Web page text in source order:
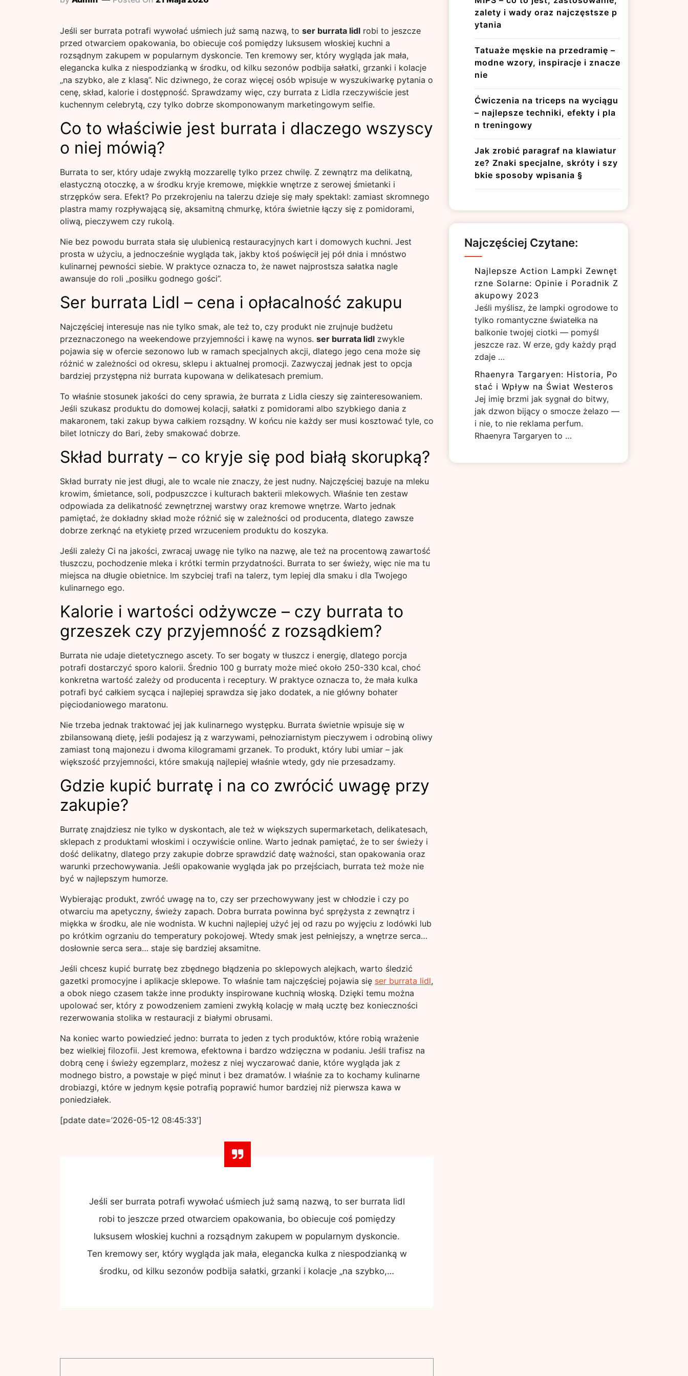
Jeśli ser burrata potrafi wywołać uśmiech już samą nazwą, to ser burrata lidl robi to jeszcze
przed otwarciem opakowania, bo obiecuje coś pomiędzy luksusem włoskiej kuchni a
rozsądnym zakupem w popularnym dyskoncie. Ten kremowy ser, który wygląda jak mała,
elegancka kulka z niespodzianką w środku, od kilku sezonów podbija sałatki, grzanki i kolacje
„na szybko, ale z klasą”. Nic dziwnego, że coraz więcej osób wpisuje w wyszukiwarkę pytania o
cenę, skład, kalorie i dostępność. Sprawdzamy więc, czy burrata z Lidla rzeczywiście jest
kuchennym celebrytą, czy tylko dobrze skomponowanym marketingowym selfie.
Co to właściwie jest burrata i dlaczego wszyscy
o niej mówią?
Burrata to ser, który udaje zwykłą mozzarellę tylko przez chwilę. Z zewnątrz ma delikatną,
elastyczną otoczkę, a w środku kryje kremowe, miękkie wnętrze z serowej śmietanki i
strzępków sera. Efekt? Po przekrojeniu na talerzu dzieje się mały spektakl: zamiast skromnego
plastra mamy rozpływającą się, aksamitną chmurkę, która świetnie łączy się z pomidorami,
oliwą, pieczywem czy rukolą.
Nie bez powodu burrata stała się ulubienicą restauracyjnych kart i domowych kuchni. Jest
prosta w użyciu, a jednocześnie wygląda tak, jakby ktoś poświęcił jej pół dnia i mnóstwo
kulinarnej pewności siebie. W praktyce oznacza to, że nawet najprostsza sałatka nagle
awansuje do roli „posiłku godnego gości”.
Ser burrata Lidl – cena i opłacalność zakupu
Najczęściej interesuje nas nie tylko smak, ale też to, czy produkt nie zrujnuje budżetu
przeznaczonego na weekendowe przyjemności i kawę na wynos. ser burrata lidl zwykle
pojawia się w ofercie sezonowo lub w ramach specjalnych akcji, dlatego jego cena może się
różnić w zależności od okresu, sklepu i aktualnej promocji. Zazwyczaj jednak jest to opcja
bardziej przystępna niż burrata kupowana w delikatesach premium.
To właśnie stosunek jakości do ceny sprawia, że burrata z Lidla cieszy się zainteresowaniem.
Jeśli szukasz produktu do domowej kolacji, sałatki z pomidorami albo szybkiego dania z
makaronem, taki zakup bywa całkiem rozsądny. W końcu nie każdy ser musi kosztować tyle, co
bilet lotniczy do Bari, żeby smakować dobrze.
Skład burraty – co kryje się pod białą skorupką?
Skład burraty nie jest długi, ale to wcale nie znaczy, że jest nudny. Najczęściej bazuje na mleku
krowim, śmietance, soli, podpuszczce i kulturach bakterii mlekowych. Właśnie ten zestaw
odpowiada za delikatność zewnętrznej warstwy oraz kremowe wnętrze. Warto jednak
pamiętać, że dokładny skład może różnić się w zależności od producenta, dlatego zawsze
dobrze zerknąć na etykietę przed wrzuceniem produktu do koszyka.
Jeśli zależy Ci na jakości, zwracaj uwagę nie tylko na nazwę, ale też na procentową zawartość
tłuszczu, pochodzenie mleka i krótki termin przydatności. Burrata to ser świeży, więc nie ma tu
miejsca na długie obietnice. Im szybciej trafi na talerz, tym lepiej dla smaku i dla Twojego
kulinarnego ego.
Kalorie i wartości odżywcze – czy burrata to
grzeszek czy przyjemność z rozsądkiem?
Burrata nie udaje dietetycznego ascety. To ser bogaty w tłuszcz i energię, dlatego porcja
potrafi dostarczyć sporo kalorii. Średnio 100 g burraty może mieć około 250-330 kcal, choć
konkretna wartość zależy od producenta i receptury. W praktyce oznacza to, że mała kulka
potrafi być całkiem sycąca i najlepiej sprawdza się jako dodatek, a nie główny bohater
pięciodaniowego maratonu.
Nie trzeba jednak traktować jej jak kulinarnego występku. Burrata świetnie wpisuje się w
zbilansowaną dietę, jeśli podajesz ją z warzywami, pełnoziarnistym pieczywem i odrobiną oliwy
zamiast toną majonezu i dwoma kilogramami grzanek. To produkt, który lubi umiar – jak
większość przyjemności, które smakują najlepiej właśnie wtedy, gdy nie przesadzamy.
Gdzie kupić burratę i na co zwrócić uwagę przy
zakupie?
Burratę znajdziesz nie tylko w dyskontach, ale też w większych supermarketach, delikatesach,
sklepach z produktami włoskimi i oczywiście online. Warto jednak pamiętać, że to ser świeży i
dość delikatny, dlatego przy zakupie dobrze sprawdzić datę ważności, stan opakowania oraz
warunki przechowywania. Jeśli opakowanie wygląda jak po przejściach, burrata też może nie
być w najlepszym humorze.
Wybierając produkt, zwróć uwagę na to, czy ser przechowywany jest w chłodzie i czy po
otwarciu ma apetyczny, świeży zapach. Dobra burrata powinna być sprężysta z zewnątrz i
miękka w środku, ale nie wodnista. W kuchni najlepiej użyć jej od razu po wyjęciu z lodówki lub
po krótkim ogrzaniu do temperatury pokojowej. Wtedy smak jest pełniejszy, a wnętrze serca…
dosłownie serca sera… staje się bardziej aksamitne.
Jeśli chcesz kupić burratę bez zbędnego błądzenia po sklepowych alejkach, warto śledzić
gazetki promocyjne i aplikacje sklepowe. To właśnie tam najczęściej pojawia się ser burrata lidl,
a obok niego czasem także inne produkty inspirowane kuchnią włoską. Dzięki temu można
upolować ser, który z powodzeniem zamieni zwykłą kolację w małą ucztę bez konieczności
rezerwowania stolika w restauracji z białymi obrusami.
Na koniec warto powiedzieć jedno: burrata to jeden z tych produktów, które robią wrażenie
bez wielkiej filozofii. Jest kremowa, efektowna i bardzo wdzięczna w podaniu. Jeśli trafisz na
dobrą cenę i świeży egzemplarz, możesz z niej wyczarować danie, które wygląda jak z
modnego bistro, a powstaje w pięć minut i bez dramatów. I właśnie za to kochamy kulinarne
drobiazgi, które w jednym kęsie potrafią poprawić humor bardziej niż pierwsza kawa w
poniedziałek.
[pdate date=’2026-05-12 08:45:33′]
Jeśli ser burrata potrafi wywołać uśmiech już samą nazwą, to ser burrata lidl
robi to jeszcze przed otwarciem opakowania, bo obiecuje coś pomiędzy
luksusem włoskiej kuchni a rozsądnym zakupem w popularnym dyskoncie.
Ten kremowy ser, który wygląda jak mała, elegancka kulka z niespodzianką w
środku, od kilku sezonów podbija sałatki, grzanki i kolacje „na szybko,…
zalety i wady oraz najczęstsze p
ytania
Tatuaże męskie na przedramię –
modne wzory, inspiracje i znacze
nie
Ćwiczenia na triceps na wyciągu
– najlepsze techniki, efekty i pla
n treningowy
Jak zrobić paragraf na klawiatur
ze? Znaki specjalne, skróty i szy
bkie sposoby wpisania §
Najczęściej Czytane:
Najlepsze Action Lampki Zewnęt
rzne Solarne: Opinie i Poradnik Z
akupowy 2023
Jeśli myślisz, że lampki ogrodowe to
tylko romantyczne światełka na
balkonie twojej ciotki — pomyśl
jeszcze raz. W erze, gdy każdy prąd
zdaje …
Rhaenyra Targaryen: Historia, Po
stać i Wpływ na Świat Westeros
Jej imię brzmi jak sygnał do bitwy,
jak dzwon bijący o smocze żelazo —
i nie, to nie reklama perfum.
Rhaenyra Targaryen to …